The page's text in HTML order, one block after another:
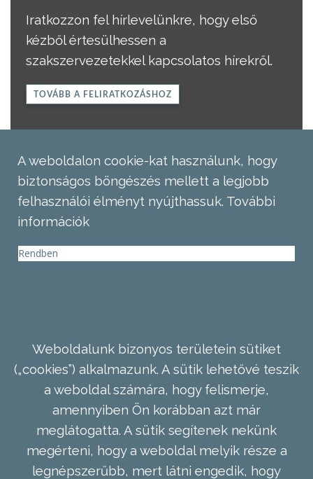
Iratkozzon fel hírlevelünkre, hogy első
kézből értesülhessen a
szakszervezetekkel kapcsolatos hírekről.
TOVÁBB A FELIRATKOZÁSHOZ
A weboldalon cookie-kat használunk, hogy
biztonságos böngészés mellett a legjobb
felhasználói élményt nyújthassuk. További
információk
Rendben
Weboldalunk bizonyos területein sütiket
(„cookies”) alkalmazunk. A sütik lehetővé teszik
a weboldal számára, hogy felismerje,
amennyiben Ön korábban azt már
meglátogatta. A sütik segítenek nekünk
megérteni, hogy a weboldal melyik része a
legnépszerűbb, mert látni engedik, hogy